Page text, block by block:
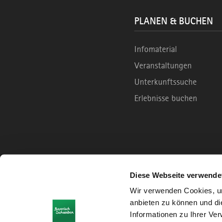
Diese Webseite
Wir verwenden Cookies,
anbieten zu können und
Informationen zu Ihrer
PLANEN & BUCHEN
Infomaterial
Veranstaltungen
Unterkunftssuche
Erlebnisse buchen